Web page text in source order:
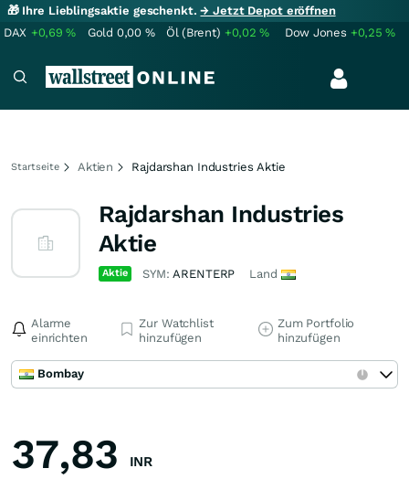
🎁 Ihre Lieblingsaktie geschenkt.→ Jetzt Depot eröffnen
DAX +0,69% Gold 0,00 % Öl (Brent) +0,02% Dow Jones +0,25%
Startseite Aktien Rajdarshan Industries Aktie
Rajdarshan Industries
Aktie
Aktie SYM:ARENTERP Land
Alarme
einrichten
Zur Watchlist
hinzufügen
Zum Portfolio
hinzufügen
Bombay
37,83 INR